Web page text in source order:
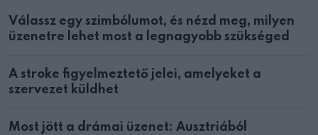
Válassz egy szimbólumot, és nézd meg, milyen
üzenetre lehet most a legnagyobb szükséged
A stroke figyelmeztető jelei, amelyeket a
szervezet küldhet
Most jött a drámai üzenet: Ausztriából